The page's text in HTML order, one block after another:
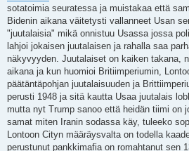
sotatoimia seuratessa ja muistakaa että
Bidenin aikana väitetysti vallanneet Usan
"juutalaisia" mikä onnistuu Usassa jossa
lahjoi jokaisen juutalaisen ja rahalla saa
näkyvyyden. Juutalaiset on kaiken takana,
aikana ja kun huomioi Britiimperiumin,
päätäntäpohjan juutalaisuuden ja
perusti 1948 ja sitä kautta Usaa juutalais
mutta nyt Trump sanoo että heidän tiimi on
samat miten Iranin sodassa käy, tuleeko
Lontoon Cityn määräysvalta on todella
perustunut pankkimafia on romahtanut sen